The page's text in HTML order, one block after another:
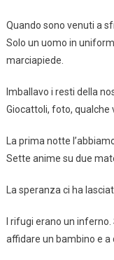
Quando sono venuti a
Solo un uomo in
marciapiede.
Imballavo i resti della
Giocattoli, foto, qualche
La prima notte
Sette anime su due
La speranza ci ha
I rifugi erano un
affidare un bambino e a